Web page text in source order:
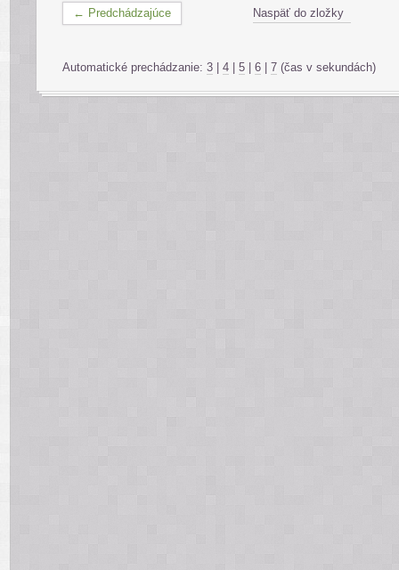
← Predchádzajúce Naspäť do zložky
Automatické prechádzanie: 3 4 5 6 7 (čas v sekundách)